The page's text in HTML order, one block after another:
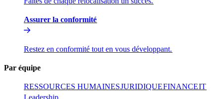
Assurer la conformité​​
Restez en conformité tout en vous développant.​​
Par équipe​​
RESSOURCES HUMAINES​​JURIDIQUE​​FINANCE​​IT​​
Leadership​​